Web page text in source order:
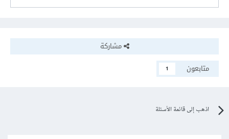
مشاركة
متابعون
1
اذهب إلى قائمة الأسئلة